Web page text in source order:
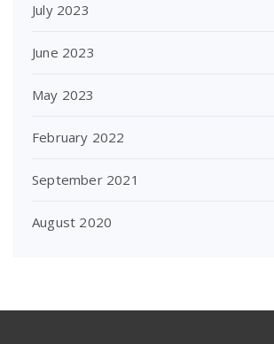
July 2023
June 2023
May 2023
February 2022
September 2021
August 2020